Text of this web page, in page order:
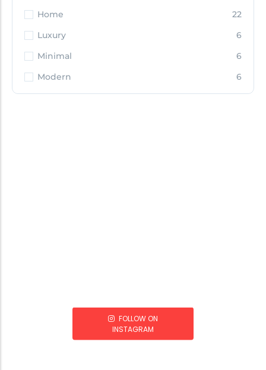
Home
22
Luxury
6
Minimal
6
Modern
6
FOLLOW ON
INSTAGRAM